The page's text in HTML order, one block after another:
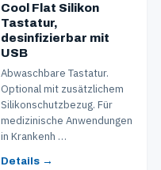
Cool Flat Silikon
Tastatur,
desinfizierbar mit
USB
Abwaschbare Tastatur.
Optional mit zusätzlichem
Silikonschutzbezug. Für
medizinische Anwendungen
in Krankenh …
Details →